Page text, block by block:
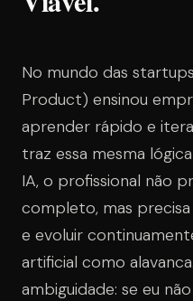
No mundo das
Product) ensinou
aprender rápido e
traz essa mesma
IA, o profissional não
completo, mas
e evoluir
artificial como
ambiguidade: se eu